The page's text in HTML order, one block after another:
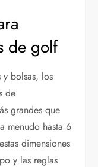
de golf
bolsas, los
de
grandes que
menudo hasta 6
dimensiones
y las reglas